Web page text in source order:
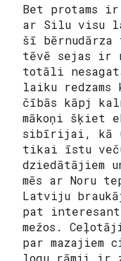
Bet protams
ar Silu visu
šī bērnudārza
tēvē sejas ir
totāli
laiku
čībās kāpj
mākoņi šķiet
sibīrijai, kā
tikai īstu veču
dziedātājiem
mēs ar Noru
Latviju
pat
mežos.
par mazajiem
logu rāmji ir